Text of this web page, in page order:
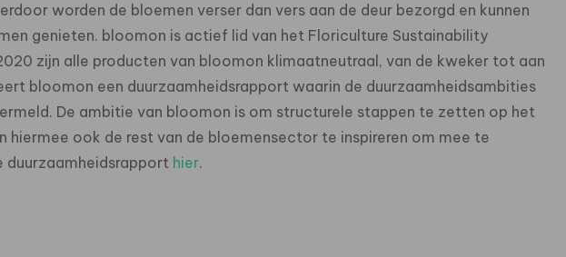
worden de bloemen verser dan vers aan de deur bezorgd en kunnen
genieten. bloomon is actief lid van het Floriculture Sustainability
zijn alle producten van bloomon klimaatneutraal, van de kweker tot aan
bloomon een duurzaamheidsrapport waarin de duurzaamheidsambities
De ambitie van bloomon is om structurele stappen te zetten op het
hiermee ook de rest van de bloemensector te inspireren om mee te
duurzaamheidsrapport hier.